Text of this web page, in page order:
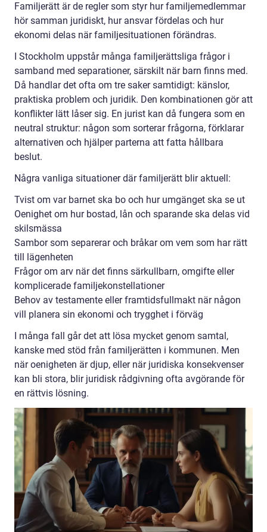
Familjerätt är de regler som styr hur familjemedlemmar
hör samman juridiskt, hur ansvar fördelas och hur
ekonomi delas när familjesituationen förändras.
I Stockholm uppstår många familjerättsliga frågor i
samband med separationer, särskilt när barn finns med.
Då handlar det ofta om tre saker samtidigt: känslor,
praktiska problem och juridik. Den kombinationen gör att
konflikter lätt låser sig. En jurist kan då fungera som en
neutral struktur: någon som sorterar frågorna, förklarar
alternativen och hjälper parterna att fatta hållbara
beslut.
Några vanliga situationer där familjerätt blir aktuell:
Tvist om var barnet ska bo och hur umgänget ska se ut
Oenighet om hur bostad, lån och sparande ska delas vid
skilsmässa
Sambor som separerar och bråkar om vem som har rätt
till lägenheten
Frågor om arv när det finns särkullbarn, omgifte eller
komplicerade familjekonstellationer
Behov av testamente eller framtidsfullmakt när någon
vill planera sin ekonomi och trygghet i förväg
I många fall går det att lösa mycket genom samtal,
kanske med stöd från familjerätten i kommunen. Men
när oenigheten är djup, eller när juridiska konsekvenser
kan bli stora, blir juridisk rådgivning ofta avgörande för
en rättvis lösning.